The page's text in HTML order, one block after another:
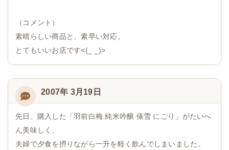
（コメント）
素晴らしい商品と、素早い対応。
とてもいいお店です<(_ _)>
2007年 3月19日
先日、購入した「羽前白梅 純米吟醸 俵雪 にごり」がたいへ
ん美味しく、
夫婦で夕食を摂りながら一升を軽く飲んでしまいました。